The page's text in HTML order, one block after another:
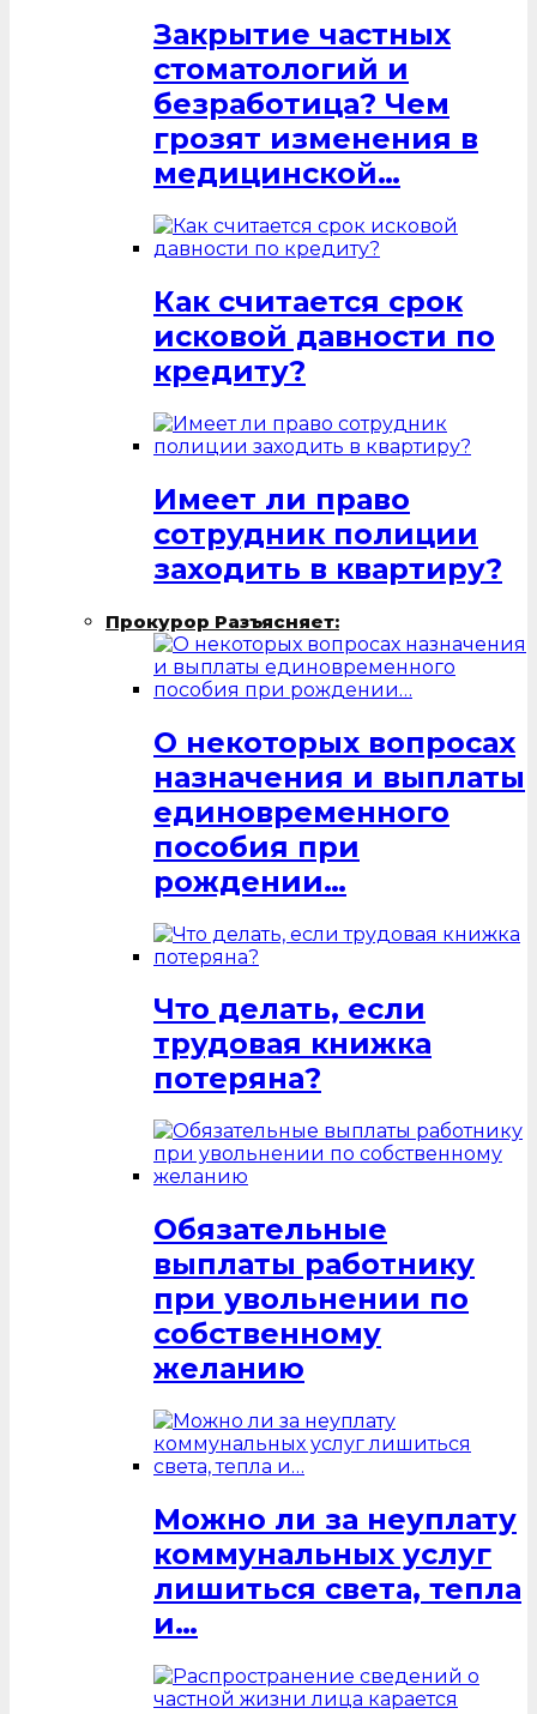
Закрытие частных
стоматологий и
безработица? Чем
грозят изменения в
медицинской…
Как считается срок
исковой давности по
кредиту?
Имеет ли право
сотрудник полиции
заходить в квартиру?
Прокурор Разъясняет:
О некоторых вопросах
назначения и выплаты
единовременного
пособия при
рождении…
Что делать, если
трудовая книжка
потеряна?
Обязательные
выплаты работнику
при увольнении по
собственному
желанию
Можно ли за неуплату
коммунальных услуг
лишиться света, тепла
и…